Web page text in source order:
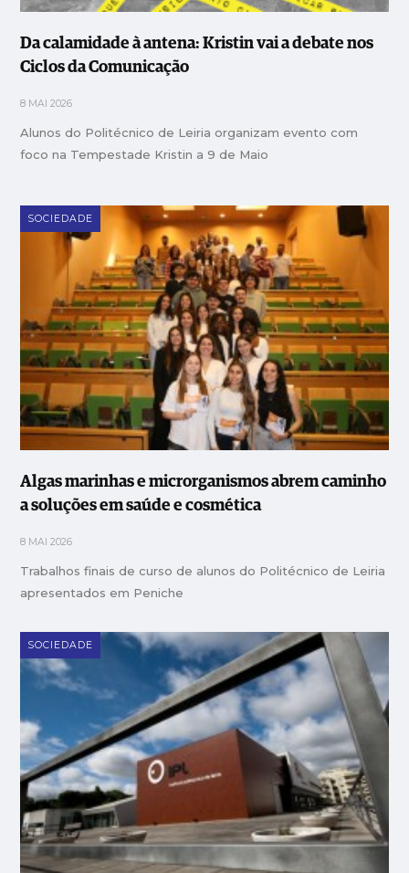
Da calamidade à antena: Kristin vai a debate nos
Ciclos da Comunicação
8 MAI 2026
Alunos do Politécnico de Leiria organizam evento com
foco na Tempestade Kristin a 9 de Maio
SOCIEDADE
Algas marinhas e microrganismos abrem caminho
a soluções em saúde e cosmética
8 MAI 2026
Trabalhos finais de curso de alunos do Politécnico de Leiria
apresentados em Peniche
SOCIEDADE